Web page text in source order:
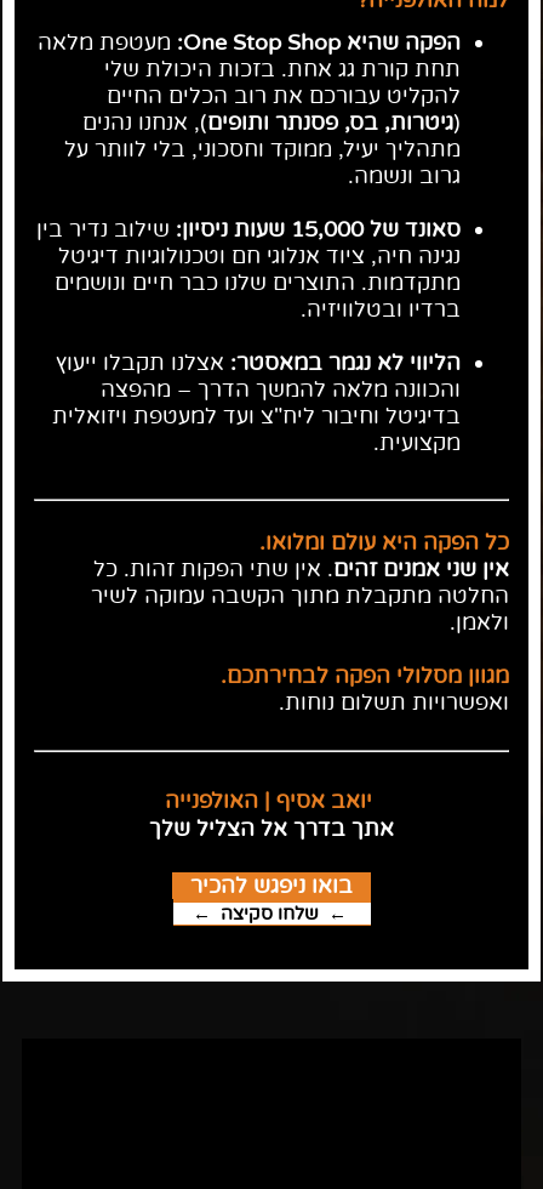
הפקה שהיא One Stop Shop:
מעטפת מלאה
תחת קורת גג אחת. בזכות היכולת שלי
להקליט עבורכם את רוב הכלים החיים
(גיטרות, בס, פסנתר ותופים), אנחנו נהנים
מתהליך יעיל, ממוקד וחסכוני, בלי לוותר על
גרוב ונשמה.
סאונד של 15,000 שעות ניסיון:
שילוב נדיר בין
נגינה חיה, ציוד אנלוגי חם וטכנולוגיות דיגיטל
מתקדמות. התוצרים שלנו כבר חיים ונושמים
ברדיו ובטלוויזיה.
הליווי לא נגמר במאסטר: אצלנו תקבלו ייעוץ
והכוונה מלאה להמשך הדרך – מהפצה
בדיגיטל וחיבור ליח"צ ועד למעטפת ויזואלית
מקצועית.
כל הפקה היא עולם ומלואו.
אין שני אמנים זהים. אין שתי הפקות זהות. כל
החלטה מתקבלת מתוך הקשבה עמוקה לשיר
ולאמן.
מגוון מסלולי הפקה לבחירתכם.
ואפשרויות תשלום נוחות.
יואב אסיף | האולפנייה
אתך בדרך אל הצליל שלך
בואו ניפגש להכיר
← שלחו סקיצה ←